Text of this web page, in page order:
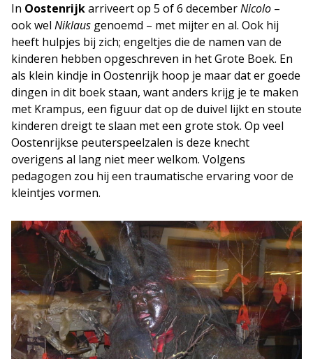
In Oostenrijkarriveert op 5 of 6 decemberNicolo –
ook wel Niklaus genoemd – met mijter en al. Ook hij
heeft hulpjes bij zich; engeltjes die de namen van de
kinderen hebben opgeschreven in het Grote Boek. En
als klein kindje in Oostenrijk hoop je maar dat er goede
dingen in dit boek staan, want anders krijg je te maken
met Krampus, een figuur dat op de duivel lijkt en stoute
kinderen dreigt te slaan met een grote stok. Op veel
Oostenrijkse peuterspeelzalen is deze knecht
overigens al lang niet meer welkom. Volgens
pedagogen zou hij een traumatische ervaring voor de
kleintjes vormen.